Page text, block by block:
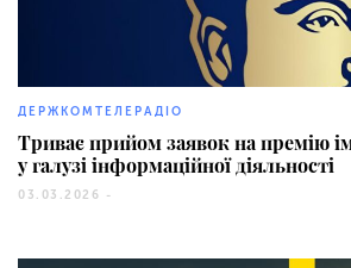
ДЕРЖКОМТЕЛЕРАДІО
Триває прийом заявок на премію
у галузі інформаційної діяльності
03.03.2026 -